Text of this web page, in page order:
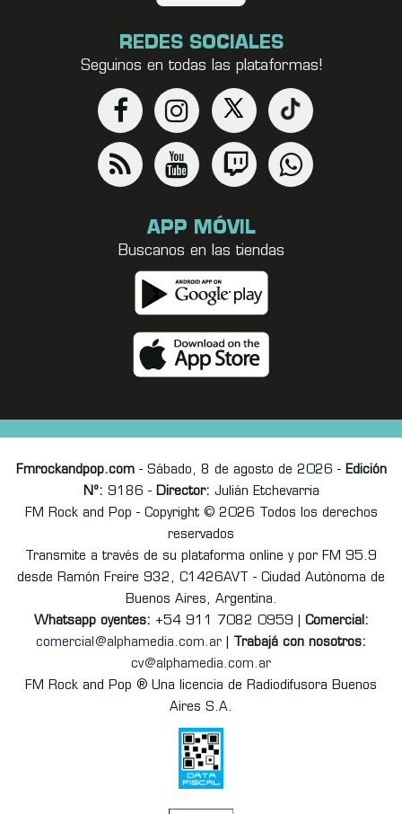
REDES SOCIALES
Seguinos en todas las plataformas!
APP MÓVIL
Buscanos en las tiendas
Fmrockandpop.com- Sábado, 8 de agosto de 2026 - Edición
Nº: 9186 - Director: Julián Etchevarria
FM Rock and Pop - Copyright © 2026 Todos los derechos
reservados
Transmite a través de su plataforma online y por FM 95.9
desde Ramón Freire 932, C1426AVT - Ciudad Autónoma de
Buenos Aires, Argentina.
Whatsapp oyentes: +54 911 7082 0959 | Comercial:
comercial@alphamedia.com.ar
Trabajá con nosotros:
cv@alphamedia.com.ar
FM Rock and Pop ® Una licencia de Radiodifusora Buenos
Aires S.A.